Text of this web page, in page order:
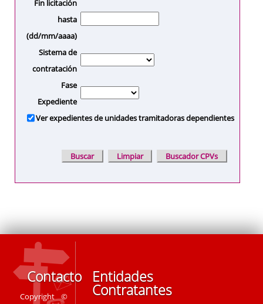
Fin licitación
hasta
(dd/mm/aaaa)
Sistema de
contratación
Fase
Expediente
Ver expedientes de unidades tramitadoras dependientes
Contacto
Copyright ©
Entidades
Contratantes